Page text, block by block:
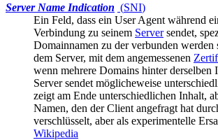
Server Name Indication (SNI)
Ein Feld, dass ein User Agent während
Verbindung zu seinem Serversendet,
Domainnamen zu der verbunden werden
dem Server, mit dem angemessenen
wenn mehrere Domains hinter derselben
Server sendet möglicheweise
zeigt am Ende unterschiedlichen Inhalt,
Namen, den der Client angefragt hat
verschlüsselt, aber als experimentelle
Wikipedia